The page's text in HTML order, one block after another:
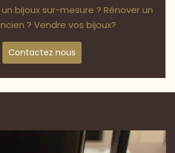
bijoux sur-mesure ? Rénover un
? Vendre vos bijoux?
Contactez nous